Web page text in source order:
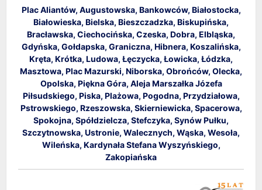
Plac Aliantów, Augustowska, Bankowców, Białostocka,
Białowieska, Bielska, Bieszczadzka, Biskupińska,
Bracławska, Ciechocińska, Czeska, Dobra, Elbląska,
Gdyńska, Gołdapska, Graniczna, Hibnera, Koszalińska,
Kręta, Krótka, Ludowa, Łęczycka, Łowicka, Łódzka,
Masztowa, Plac Mazurski, Niborska, Obrońców, Olecka,
Opolska, Piękna Góra, Aleja Marszałka Józefa
Piłsudskiego, Piska, Plażowa, Pogodna, Przydziałowa,
Pstrowskiego, Rzeszowska, Skierniewicka, Spacerowa,
Spokojna, Spółdzielcza, Stefczyka, Synów Pułku,
Szczytnowska, Ustronie, Walecznych, Wąska, Wesoła,
Wileńska, Kardynała Stefana Wyszyńskiego,
Zakopiańska